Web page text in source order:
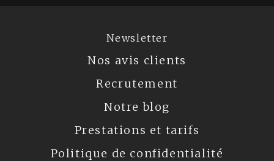
Newsletter
Nos avis clients
Recrutement
Notre blog
Prestations et tarifs
Politique de confidentialité